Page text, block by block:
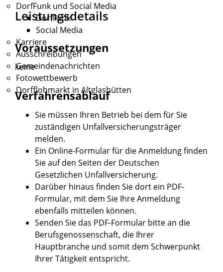
DorfFunk und Social Media
DorfFunk
Social Media
Karriere
Ausschreibungen
Gemeindenachrichten
Fotowettbewerb
Dorfflohmarkt in Altglashütten
Leistungsdetails
Voraussetzungen
keine
Verfahrensablauf
Sie müssen Ihren Betrieb bei dem für Sie
zuständigen Unfallversicherungsträger
melden.
Ein Online-Formular für die Anmeldung finden
Sie auf den Seiten der Deutschen
Gesetzlichen Unfallversicherung.
Darüber hinaus finden Sie dort ein PDF-
Formular, mit dem Sie Ihre Anmeldung
ebenfalls mitteilen können.
Senden Sie das PDF-Formular bitte an die
Berufsgenossenschaft, die Ihrer
Hauptbranche und somit dem Schwerpunkt
Ihrer Tätigkeit entspricht.